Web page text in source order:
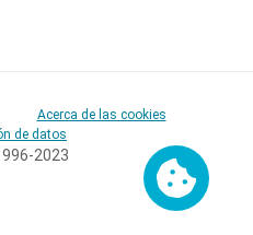
Acerca de las cookies
de datos
2023
Cookies